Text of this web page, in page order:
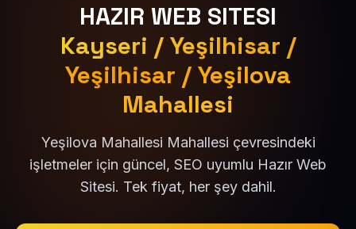
HAZIR WEB SITESI
Kayseri / Yeşilhisar /
Yeşilhisar / Yeşilova
Mahallesi
Yeşilova Mahallesi Mahallesi çevresindeki
işletmeler için güncel, SEO uyumlu Hazır Web
Sitesi. Tek fiyat, her şey dahil.